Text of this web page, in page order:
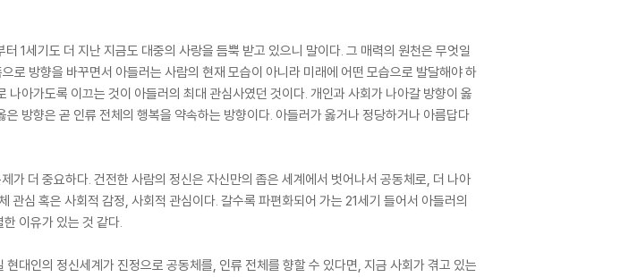
세기도 더 지난 지금도 대중의 사랑을 듬뿍 받고 있으니 말이다. 그 매력의 원천은 무엇일
로 방향을 바꾸면서 아들러는 사람의 현재 모습이 아니라 미래에 어떤 모습으로 발달해야 하
아가도록 이끄는 것이 아들러의 최대 관심사였던 것이다. 개인과 사회가 나아갈 방향이 옳
방향은 곧 인류 전체의 행복을 약속하는 방향이다. 아들러가 옳거나 정당하거나 아름답다
가 더 중요하다. 건전한 사람의 정신은 자신만의 좁은 세계에서 벗어나서 공동체로, 더 나아
심 혹은 사회적 감정, 사회적 관심이다. 갈수록 파편화되어 가는 21세기 들어서 아들러의
이유가 있는 것 같다.
대인의 정신세계가 진정으로 공동체를, 인류 전체를 향할 수 있다면, 지금 사회가 겪고 있는